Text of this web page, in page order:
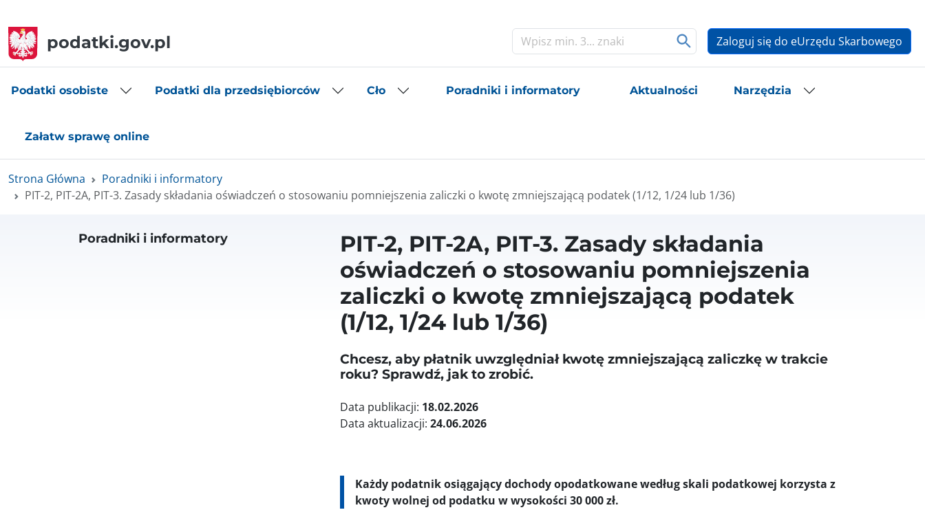
podatki.gov.pl Zaloguj się do eUrzędu Skarbowego
Podatki osobiste Podatki dla przedsiębiorców Cło Poradniki i informatory Aktualności Narzędzia
Załatw sprawę online
Strona Główna
Poradniki i informatory
PIT-2, PIT-2A, PIT-3. Zasady składania oświadczeń o stosowaniu pomniejszenia zaliczki o kwotę zmniejszającą podatek (1/12, 1/24 lub 1/36)
Poradniki i informatory
PIT-2, PIT-2A, PIT-3. Zasady składania
oświadczeń o stosowaniu pomniejszenia
zaliczki o kwotę zmniejszającą podatek
(1/12, 1/24 lub 1/36)
Chcesz, aby płatnik uwzględniał kwotę zmniejszającą zaliczkę w trakcie
roku? Sprawdź, jak to zrobić.
Data publikacji: 18.02.2026
Data aktualizacji: 24.06.2026
Każdy podatnik osiągający dochody opodatkowane według skali podatkowej korzysta z
kwoty wolnej od podatku w wysokości 30 000 zł.